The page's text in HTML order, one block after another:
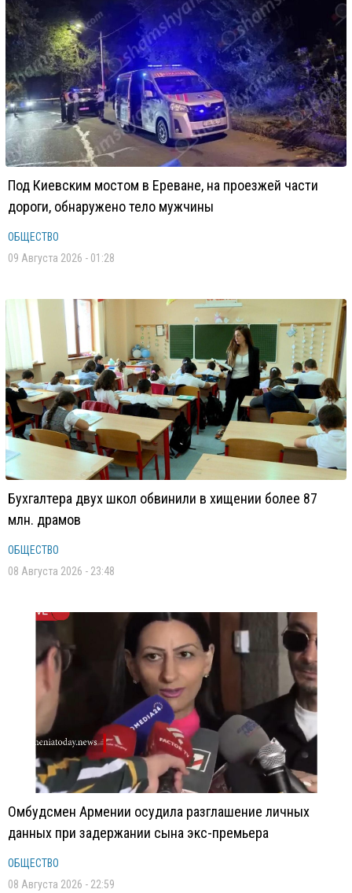
Под Киевским мостом в Ереване, на проезжей части
дороги, обнаружено тело мужчины
ОБЩЕСТВО
09 Августа 2026 - 01:28
Бухгалтера двух школ обвинили в хищении более 87
млн. драмов
ОБЩЕСТВО
08 Августа 2026 - 23:48
Омбудсмен Армении осудила разглашение личных
данных при задержании сына экс-премьера
ОБЩЕСТВО
08 Августа 2026 - 22:59